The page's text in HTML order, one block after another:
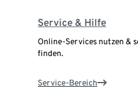
Service & Hilfe
Online-Services nutzen &
finden.
Service-Bereich